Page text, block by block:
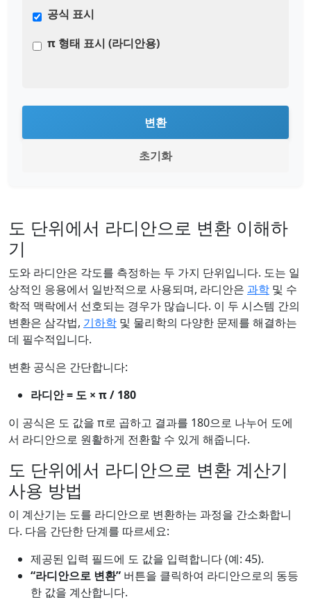
공식 표시
π 형태 표시 (라디안용)
변환
초기화
도 단위에서 라디안으로 변환 이해하
기
도와 라디안은 각도를 측정하는 두 가지 단위입니다. 도는 일
상적인 응용에서 일반적으로 사용되며, 라디안은 과학 및 수
학적 맥락에서 선호되는 경우가 많습니다. 이 두 시스템 간의
변환은 삼각법, 기하학 및 물리학의 다양한 문제를 해결하는
데 필수적입니다.
변환 공식은 간단합니다:
라디안 = 도 × π / 180
이 공식은 도 값을 π로 곱하고 결과를 180으로 나누어 도에
서 라디안으로 원활하게 전환할 수 있게 해줍니다.
도 단위에서 라디안으로 변환 계산기
사용 방법
이 계산기는 도를 라디안으로 변환하는 과정을 간소화합니
다. 다음 간단한 단계를 따르세요:
제공된 입력 필드에 도 값을 입력합니다 (예: 45).
“라디안으로 변환” 버튼을 클릭하여 라디안으로의 동등
한 값을 계산합니다.